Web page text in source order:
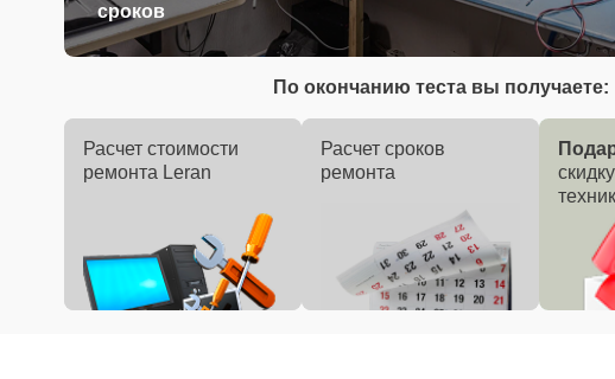
сроков
По окончанию теста вы получаете:
Расчет стоимости
ремонта Leran
Расчет сроков
ремонта
скидку